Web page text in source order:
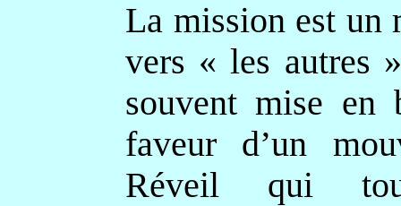
La mission est un
vers « les autres
souvent mise en
faveur d’un
Réveil qui